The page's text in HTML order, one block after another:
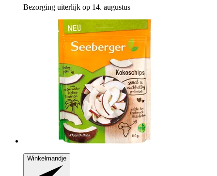
Bezorging uiterlijk op 14. augustus
Winkelmandje